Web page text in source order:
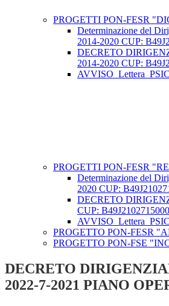
PROGETTI PON-FESR
Determinazione del
2014-2020 CUP:
DECRETO
2014-2020 CUP:
PROGETTI PON-FESR
Determinazione del
2020 CUP:
DECRETO
CUP:
PROGETTO PON-FESR
PROGETTO PON-FSE
DECRETO
2022-7-2021 PIANO